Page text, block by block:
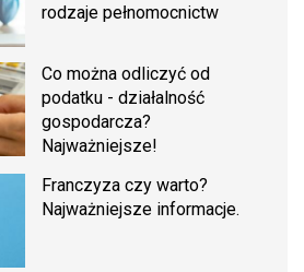
rodzaje pełnomocnictw
Co można odliczyć od
podatku - działalność
gospodarcza?
Najważniejsze!
Franczyza czy warto?
Najważniejsze informacje.